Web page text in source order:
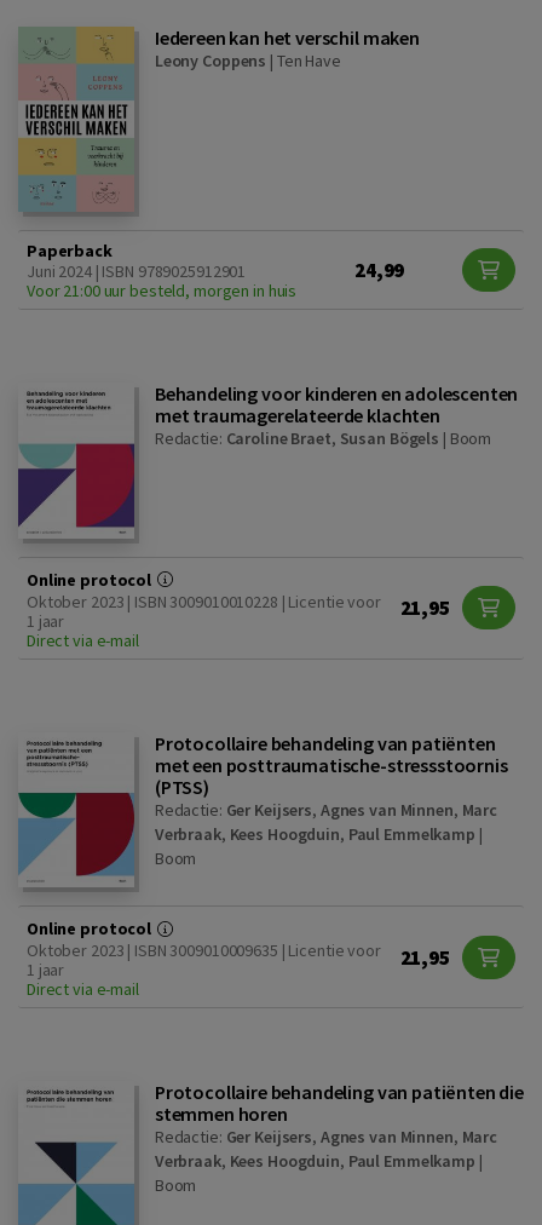
Iedereen kan het verschil maken
Leony Coppens | Ten Have
Paperback
Juni 2024 | ISBN 9789025912901
Voor 21:00 uur besteld, morgen in huis
24,99
Behandeling voor kinderen en adolescenten
met traumagerelateerde klachten
Redactie: Caroline Braet, Susan Bögels | Boom
Online protocol
Oktober 2023 | ISBN 3009010010228 | Licentie voor
1 jaar
Direct via e-mail
21,95
Protocollaire behandeling van patiënten
met een posttraumatische-stressstoornis
(PTSS)
Redactie: Ger Keijsers, Agnes van Minnen, Marc
Verbraak, Kees Hoogduin, Paul Emmelkamp |
Boom
Online protocol
Oktober 2023 | ISBN 3009010009635 | Licentie voor
1 jaar
Direct via e-mail
21,95
Protocollaire behandeling van patiënten die
stemmen horen
Redactie: Ger Keijsers, Agnes van Minnen, Marc
Verbraak, Kees Hoogduin, Paul Emmelkamp |
Boom